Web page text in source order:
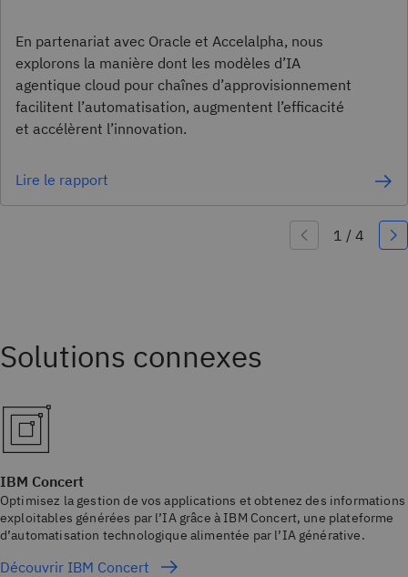
En partenariat avec Oracle et Accelalpha, nous
explorons la manière dont les modèles d’IA
agentique cloud pour chaînes d’approvisionnement
facilitent l’automatisation, augmentent l’efficacité
et accélèrent l’innovation.
Lire le rapport
IBM Concert
Optimisez la gestion de vos applications et obtenez des informations
exploitables générées par l’IA grâce à IBM Concert, une plateforme
d’automatisation technologique alimentée par l’IA générative.
Découvrir IBM Concert